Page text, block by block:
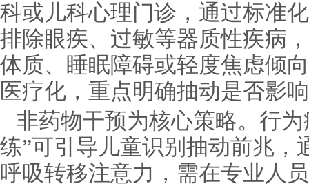
科或儿科心理门诊，通过标准
排除眼疾、过敏等器质性疾病
体质、睡眠障碍或轻度焦虑倾
医疗化，重点明确抽动是否影
非药物干预为核心策略。行
练”可引导儿童识别抽动前兆，
呼吸转移注意力，需在专业人